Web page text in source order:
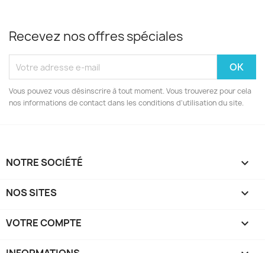
Recevez nos offres spéciales
Vous pouvez vous désinscrire à tout moment. Vous trouverez pour cela
nos informations de contact dans les conditions d'utilisation du site.
NOTRE SOCIÉTÉ 
NOS SITES 
VOTRE COMPTE 